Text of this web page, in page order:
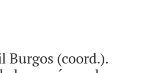
Burgos (coord.).